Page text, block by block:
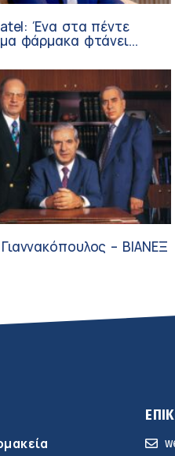
Ένα στα πέντε
φάρμακα φτάνει
– ΒΙΑΝΕΞ